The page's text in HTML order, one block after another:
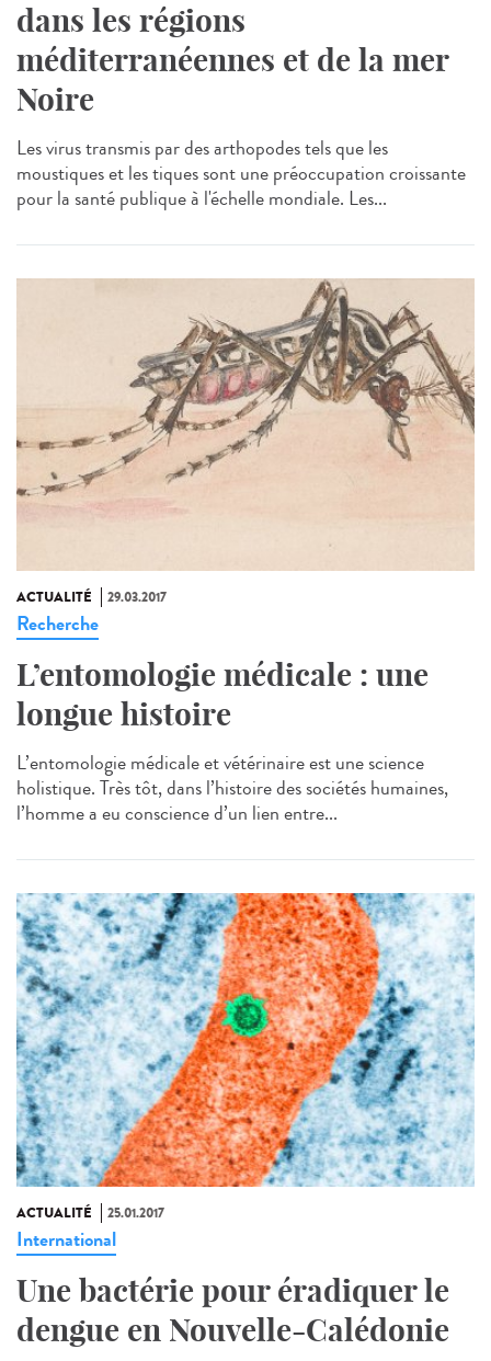
dans les régions
méditerranéennes et de la mer
Noire
Les virus transmis par des arthopodes tels que les
moustiques et les tiques sont une préoccupation croissante
pour la santé publique à l'échelle mondiale. Les...
ACTUALITÉ 29.03.2017
Recherche
L’entomologie médicale : une
longue histoire
L’entomologie médicale et vétérinaire est une science
holistique. Très tôt, dans l’histoire des sociétés humaines,
l’homme a eu conscience d’un lien entre...
ACTUALITÉ 25.01.2017
International
Une bactérie pour éradiquer le
dengue en Nouvelle-Calédonie